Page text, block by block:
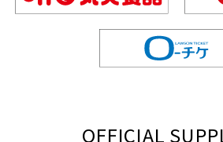
OFFICIAL